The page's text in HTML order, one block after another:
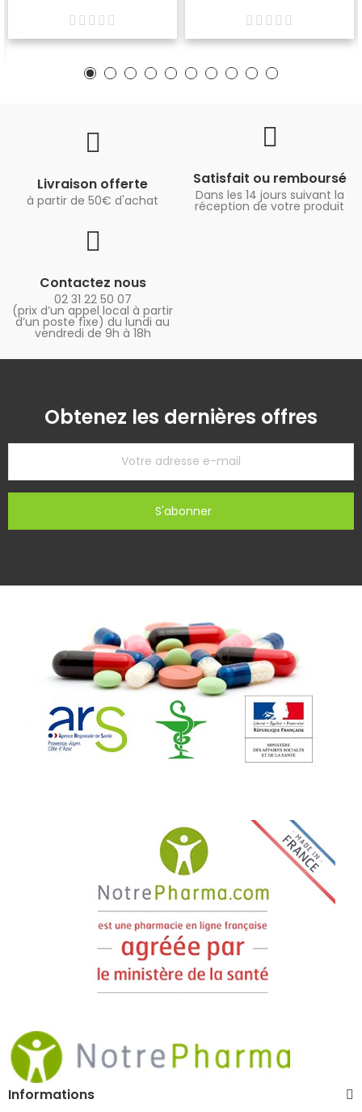
Livraison offerte
à partir de 50€ d'achat
Satisfait ou remboursé
Dans les 14 jours suivant la
réception de votre produit
Contactez nous
02 31 22 50 07
(prix d’un appel local à partir
d’un poste fixe) du lundi au
vendredi de 9h à 18h
Obtenez les dernières offres
S'abonner
Informations